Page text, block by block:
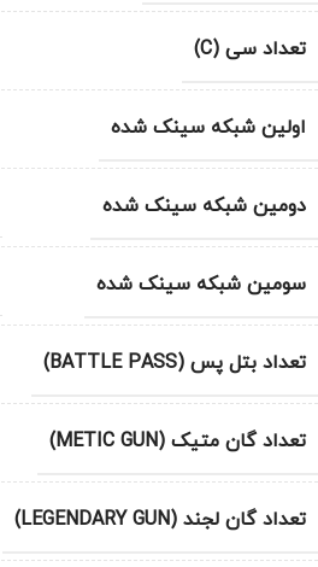
تعداد سی (C)
اولین شبکه سینک شده
دومین شبکه سینک شده
سومین شبکه سینک شده
تعداد بتل پس (BATTLE PASS)
تعداد گان متیک (METIC GUN)
تعداد گان لجند (LEGENDARY GUN)